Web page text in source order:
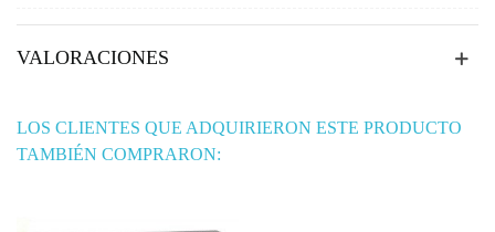
VALORACIONES
LOS CLIENTES QUE ADQUIRIERON ESTE PRODUCTO
TAMBIÉN COMPRARON: